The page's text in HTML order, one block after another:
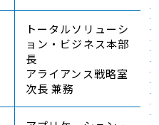
トータルソリューシ
ョン・ビジネス本部
長
アライアンス戦略室
次長 兼務